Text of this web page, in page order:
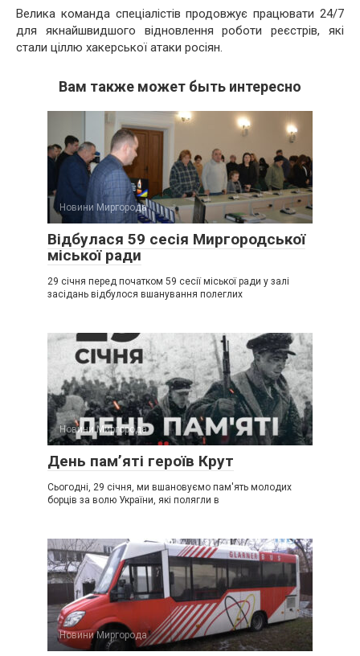
Велика команда спеціалістів продовжує працювати 24/7
для якнайшвидшого відновлення роботи реєстрів, які
стали ціллю хакерської атаки росіян.
Вам также может быть интересно
Новини Миргорода
Відбулася 59 сесія Миргородської
міської ради
29 січня перед початком 59 сесії міської ради у залі
засідань відбулося вшанування полеглих
Новини Миргорода
День пам’яті героїв Крут
Сьогодні, 29 січня, ми вшановуємо пам'ять молодих
борців за волю України, які полягли в
Новини Миргорода